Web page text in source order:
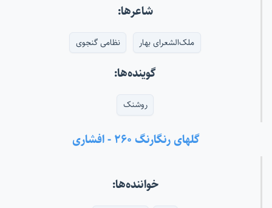
شاعرها:
ملک‌الشعرای بهار نظامی گنجوی
گوینده‌ها:
روشنک
گلهای رنگارنگ ۲۶۰ - افشاری
خواننده‌ها: